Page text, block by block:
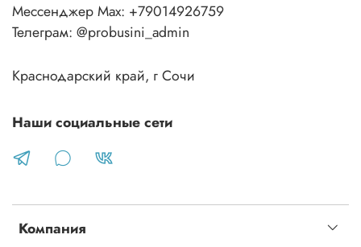
Компания
Мессенджер Max: +79014926759
Телеграм: @probusini_admin
Краснодарский край, г Сочи
Наши социальные сети